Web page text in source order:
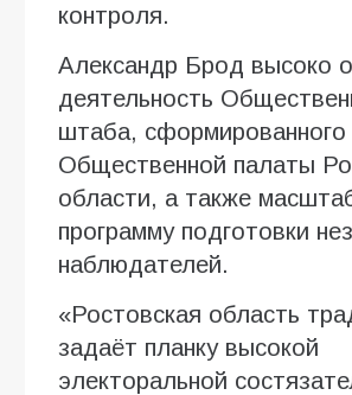
контроля.
Александр Брод высоко
деятельность
штаба, сформированного
Общественной палаты
области, а также
программу подготовки
наблюдателей.
«Ростовская область
задаёт планку высокой
электоральной